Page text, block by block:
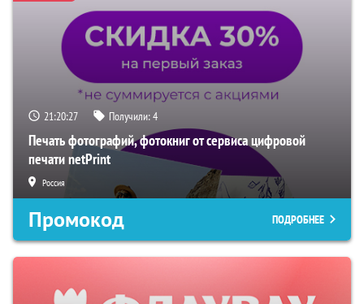
21:20:26 Получили:4
Печать фотографий, фотокниг от сервиса цифровой
печати netPrint
Россия
Промокод ПОДРОБНЕЕ